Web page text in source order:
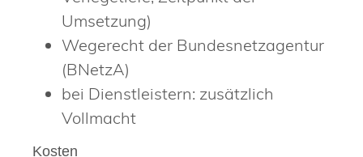
Umsetzung)
Wegerecht der Bundesnetzagentur
(BNetzA)
bei Dienstleistern: zusätzlich
Vollmacht
Kosten